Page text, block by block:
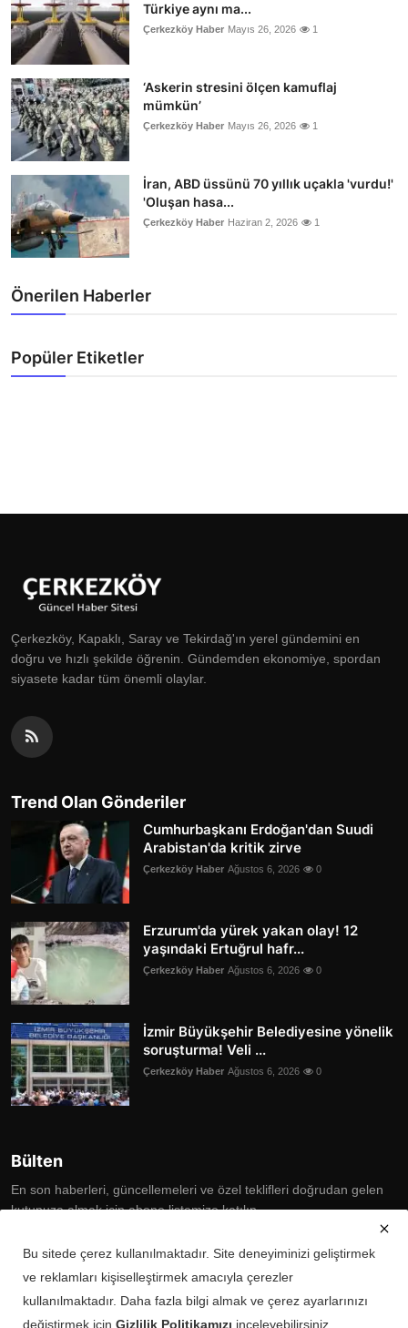
Türkiye aynı ma...
Çerkezköy Haber Mayıs 26, 2026 1
‘Askerin stresini ölçen kamuflaj
mümkün’
Çerkezköy Haber Mayıs 26, 2026 1
İran, ABD üssünü 70 yıllık uçakla 'vurdu!'
'Oluşan hasa...
Çerkezköy Haber Haziran 2, 2026 1
Önerilen Haberler
Popüler Etiketler
Çerkezköy, Kapaklı, Saray ve Tekirdağ'ın yerel gündemini en
doğru ve hızlı şekilde öğrenin. Gündemden ekonomiye, spordan
siyasete kadar tüm önemli olaylar.
Trend Olan Gönderiler
Cumhurbaşkanı Erdoğan'dan Suudi
Arabistan'da kritik zirve
Çerkezköy Haber Ağustos 6, 2026 0
Erzurum'da yürek yakan olay! 12
yaşındaki Ertuğrul hafr...
Çerkezköy Haber Ağustos 6, 2026 0
İzmir Büyükşehir Belediyesine yönelik
soruşturma! Veli ...
Çerkezköy Haber Ağustos 6, 2026 0
Bülten
En son haberleri, güncellemeleri ve özel teklifleri doğrudan gelen
kutunuza almak için abone listemize katılın
Subscribe
Bu sitede çerez kullanılmaktadır. Site deneyiminizi geliştirmek
ve reklamları kişiselleştirmek amacıyla çerezler
kullanılmaktadır. Daha fazla bilgi almak ve çerez ayarlarınızı
değiştirmek için Gizlilik Politikamızı inceleyebilirsiniz.